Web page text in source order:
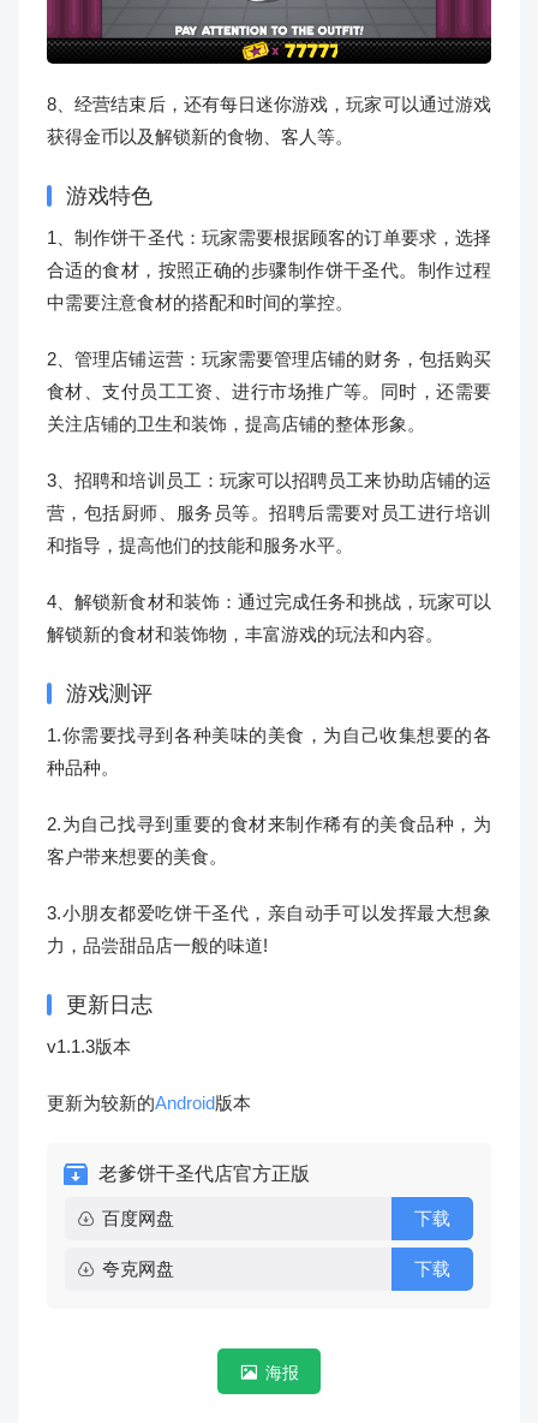
8、经营结束后，还有每日迷你游戏，玩家可以通过游戏
获得金币以及解锁新的食物、客人等。
游戏特色
1、制作饼干圣代：玩家需要根据顾客的订单要求，选择
合适的食材，按照正确的步骤制作饼干圣代。制作过程
中需要注意食材的搭配和时间的掌控。
2、管理店铺运营：玩家需要管理店铺的财务，包括购买
食材、支付员工工资、进行市场推广等。同时，还需要
关注店铺的卫生和装饰，提高店铺的整体形象。
3、招聘和培训员工：玩家可以招聘员工来协助店铺的运
营，包括厨师、服务员等。招聘后需要对员工进行培训
和指导，提高他们的技能和服务水平。
4、解锁新食材和装饰：通过完成任务和挑战，玩家可以
解锁新的食材和装饰物，丰富游戏的玩法和内容。
游戏测评
1.你需要找寻到各种美味的美食，为自己收集想要的各
种品种。
2.为自己找寻到重要的食材来制作稀有的美食品种，为
客户带来想要的美食。
3.小朋友都爱吃饼干圣代，亲自动手可以发挥最大想象
力，品尝甜品店一般的味道!
更新日志
v1.1.3版本
更新为较新的Android版本
老爹饼干圣代店官方正版
百度网盘 下载
夸克网盘 下载
海报